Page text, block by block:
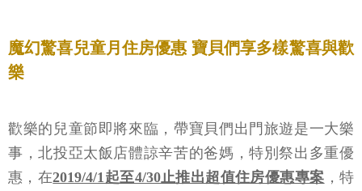
魔幻驚喜兒童月住房優惠 寶貝們享多樣驚喜與歡
樂
歡樂的兒童節即將來臨，帶寶貝們出門旅遊是一大樂
事，北投亞太飯店體諒辛苦的爸媽，特別祭出多重優
惠，在2019/4/1起至4/30止推出超值住房優惠專案 ，特